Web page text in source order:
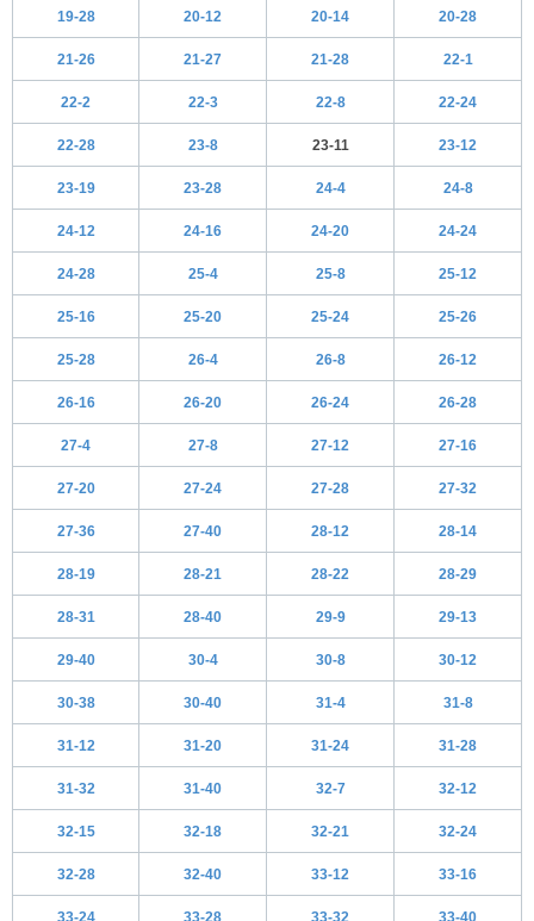
19-28 20-12 20-14 20-28
21-26 21-27 21-28 22-1
22-2 22-3 22-8 22-24
22-28 23-8 23-11 23-12
23-19 23-28 24-4 24-8
24-12 24-16 24-20 24-24
24-28 25-4 25-8 25-12
25-16 25-20 25-24 25-26
25-28 26-4 26-8 26-12
26-16 26-20 26-24 26-28
27-4 27-8 27-12 27-16
27-20 27-24 27-28 27-32
27-36 27-40 28-12 28-14
28-19 28-21 28-22 28-29
28-31 28-40 29-9 29-13
29-40 30-4 30-8 30-12
30-38 30-40 31-4 31-8
31-12 31-20 31-24 31-28
31-32 31-40 32-7 32-12
32-15 32-18 32-21 32-24
32-28 32-40 33-12 33-16
33-24 33-28 33-32 33-40